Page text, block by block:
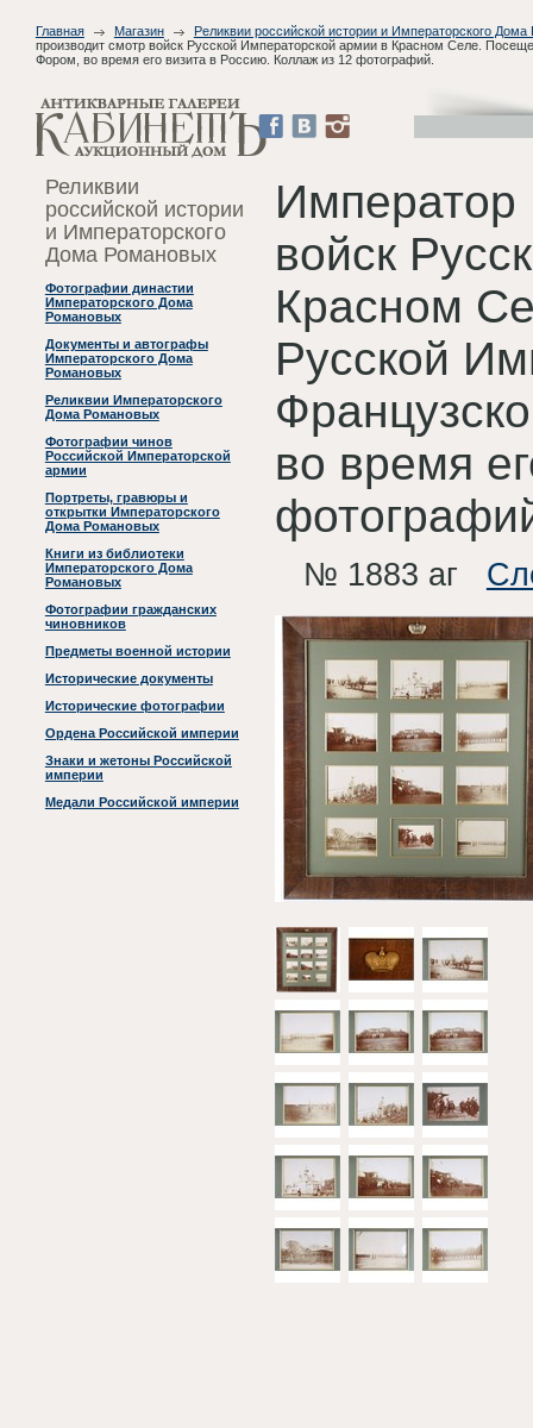
Главная Магазин
Реликвии российской истории и Императорского
производит смотр войск Русской Императорской армии в Красном Селе.
Фором, во время его визита в Россию. Коллаж из 12 фотографий.
Реликвии
российской истории
и Императорского
Дома Романовых
Фотографии династии
Императорского Дома
Романовых
Документы и автографы
Императорского Дома
Романовых
Реликвии Императорского
Дома Романовых
Фотографии чинов
Российской Императорской
армии
Портреты, гравюры и
открытки Императорского
Дома Романовых
Книги из библиотеки
Императорского Дома
Романовых
Фотографии гражданских
чиновников
Предметы военной истории
Исторические документы
Исторические фотографии
Ордена Российской империи
Знаки и жетоны Российской
империи
Медали Российской империи
Император
войск
Красном
Русской
во время
№ 1883 аг